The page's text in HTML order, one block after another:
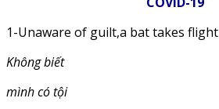
1-Unaware of guilt,a bat takes flight
Không biết
mình có tội